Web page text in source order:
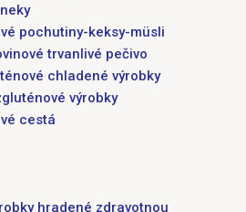
pochutiny-keksy-müsli
trvanlivé pečivo
chladené výrobky
výrobky
cestá
hradené zdravotnou